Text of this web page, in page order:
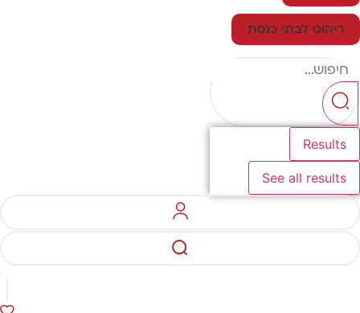
ריהוט לבתי כנסת
Results
See all results